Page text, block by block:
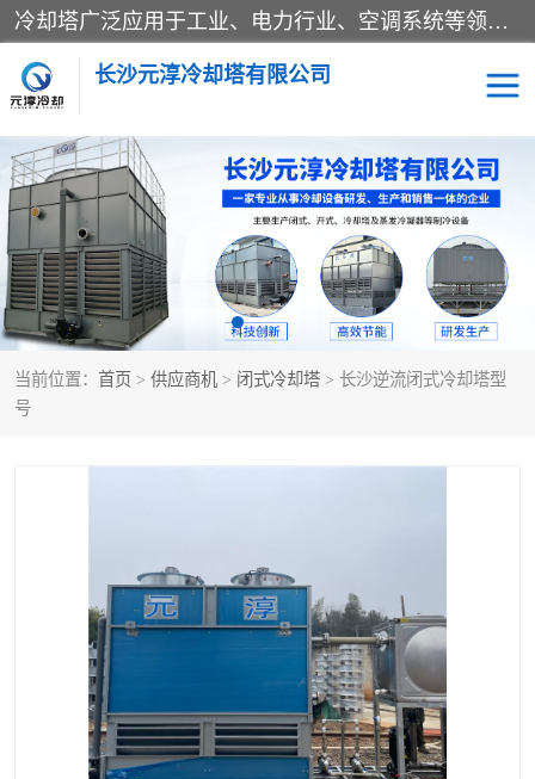
冷却塔广泛应用于工业、电力行业、空调系统等领域。在电力行业中，用于冷却发电机组的循环水；在工业生产中，如化工、冶金等行业，可降低生产过程中产生的热量；在空调系统中，为空调设备提供冷却水源
长沙元淳冷却塔有限公司
当前位置： 首页 > 供应商机 > 闭式冷却塔 > 长沙逆流闭式冷却塔型
号
方形开式冷却塔 圆形冷却塔
闭式冷却塔 水箱
电控箱 水泵
板式换热器